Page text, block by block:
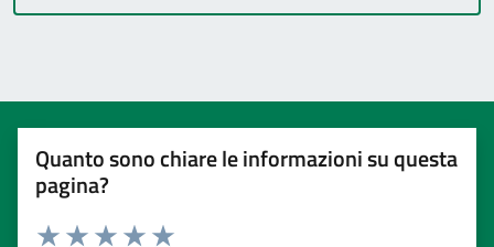
Quanto sono chiare le informazioni su questa
pagina?